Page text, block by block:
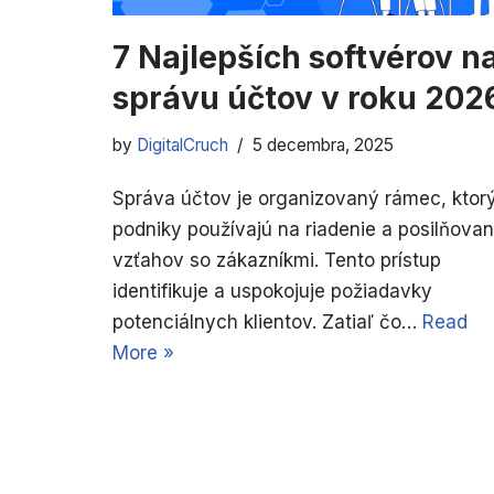
7 Najlepších softvérov
správu účtov v roku
by DigitalCruch 5 decembra, 2025
Správa účtov je organizovaný rámec,
podniky používajú na riadenie a
vzťahov so zákazníkmi. Tento prístup
identifikuje a uspokojuje požiadavky
potenciálnych klientov. Zatiaľ čo… Read
More »